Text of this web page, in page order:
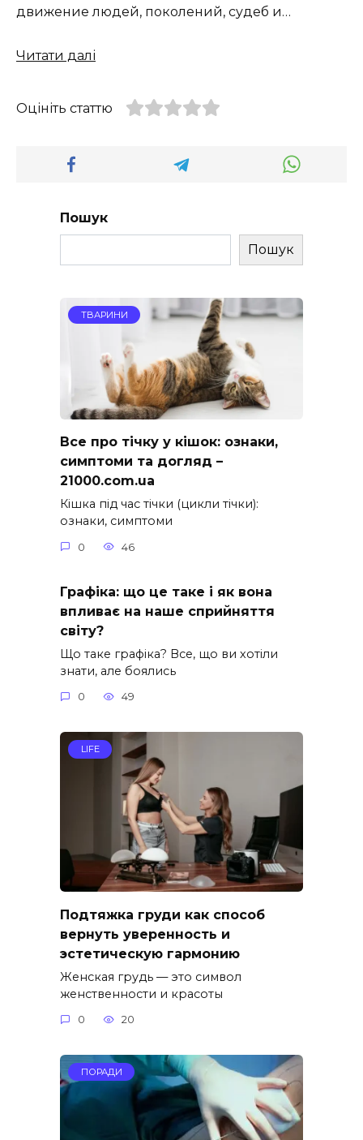
движение людей, поколений, судеб и…
Читати далі
Оцініть статтю
Пошук
Пошук
ТВАРИНИ
Все про тічку у кішок: ознаки,
симптоми та догляд –
21000.com.ua
Кішка під час тічки (цикли тічки):
ознаки, симптоми
0 46
Графіка: що це таке і як вона
впливає на наше сприйняття
світу?
Що таке графіка? Все, що ви хотіли
знати, але боялись
0 49
LIFE
Подтяжка груди как способ
вернуть уверенность и
эстетическую гармонию
Женская грудь — это символ
женственности и красоты
0 20
ПОРАДИ